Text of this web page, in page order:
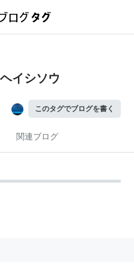
イシソウ
このタグでブログを書く
関連ブログ